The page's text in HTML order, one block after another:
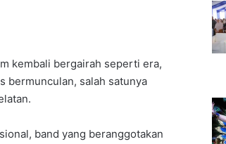
kembali bergairah seperti era,
bermunculan, salah satunya
band yang beranggotakan